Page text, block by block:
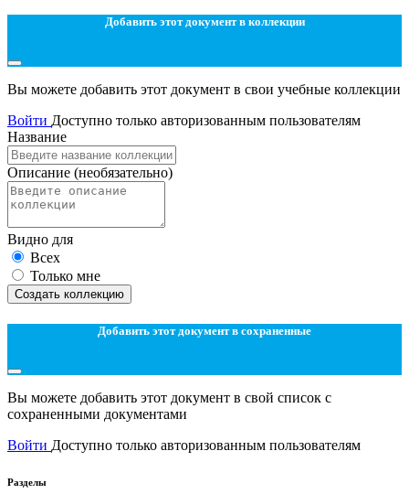
Добавить этот документ в коллекции
Вы можете добавить этот документ в свои учебные коллекции
Войти Доступно только авторизованным пользователям
Название
Описание (необязательно)
Видно для
Всех
Только мне
Создать коллекцию
Добавить этот документ в сохраненные
Вы можете добавить этот документ в свой список с
сохраненными документами
Войти Доступно только авторизованным пользователям
Разделы